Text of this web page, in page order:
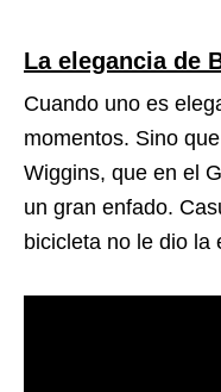
La elegancia de
Cuando uno es
momentos. Sino
Wiggins, que en el
un gran enfado.
bicicleta no le dio la